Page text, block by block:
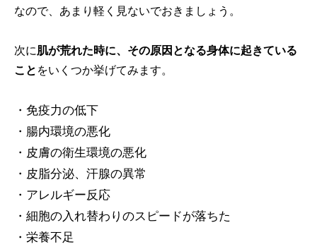
なので、あまり軽く見ないでおきましょう。
次に肌が荒れた時に、その原因となる身体に起きている
こと をいくつか挙げてみます。
・免疫力の低下
・腸内環境の悪化
・皮膚の衛生環境の悪化
・皮脂分泌、汗腺の異常
・アレルギー反応
・細胞の入れ替わりのスピードが落ちた
・栄養不足